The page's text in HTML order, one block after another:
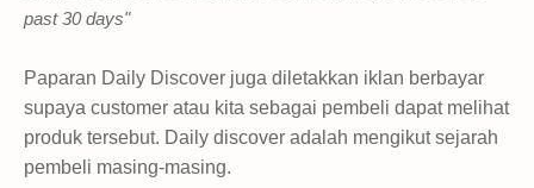
past 30 days"
Paparan Daily Discover juga diletakkan iklan berbayar
supaya customer atau kita sebagai pembeli dapat melihat
produk tersebut. Daily discover adalah mengikut sejarah
pembeli masing-masing.